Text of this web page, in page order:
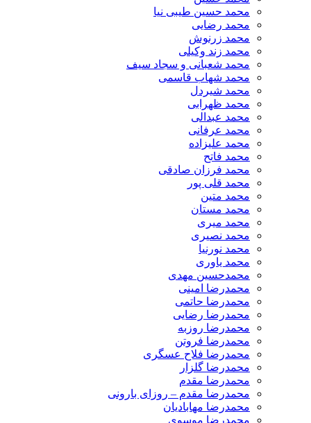
محمد حسین طیبی نیا
محمد رضایی
محمد زرنوش
محمد زند وکیلی
محمد شعبانی و سجاد سیف
محمد شهاب قاسمی
​محمد شیردل
محمد ظهرابی
محمد عبدالی
محمد عرفانی
محمد علیزاده
محمد فاتح
محمد فرزان صادقی
محمد قلی پور
محمد متین
محمد مستان
محمد میری
محمد نصیری
محمد نورنیا
محمد یاوری
محمدحسین مهدی
محمدرضا امینی
محمدرضا حاتمی
محمدرضا رضایی
محمدرضا روزبه
محمدرضا فروتن
محمدرضا فلاح عسگری
محمدرضا گلزار
محمدرضا مقدم
محمدرضا مقدم – روزای بارونی
محمدرضا مهابادیان
محمدرضا موسوی